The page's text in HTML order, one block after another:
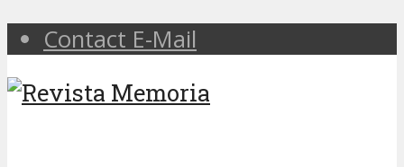
Contact E-Mail